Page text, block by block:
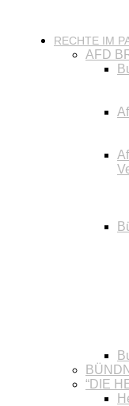
RECHTE IM
AFD
“DIE